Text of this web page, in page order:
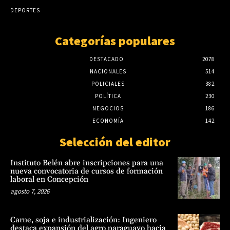
DEPORTES
Categorías populares
DESTACADO
2078
NACIONALES
514
POLICIALES
382
POLÍTICA
230
NEGOCIOS
186
ECONOMÍA
142
Selección del editor
Instituto Belén abre inscripciones para una
nueva convocatoria de cursos de formación
laboral en Concepción
agosto 7, 2026
Carne, soja e industrialización: Ingeniero